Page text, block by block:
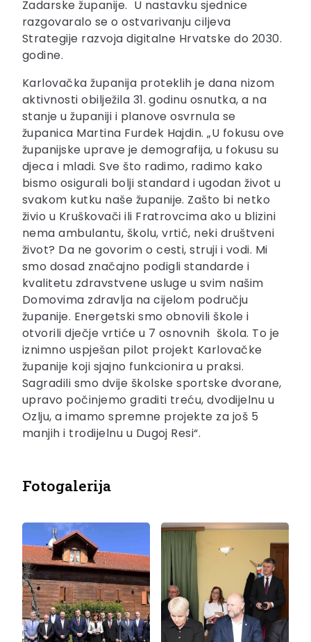
Zadarske županije. U nastavku sjednice
razgovaralo se o ostvarivanju ciljeva
Strategije razvoja digitalne Hrvatske do 2030.
godine.
Karlovačka županija proteklih je dana nizom
aktivnosti obilježila 31. godinu osnutka, a na
stanje u županiji i planove osvrnula se
županica Martina Furdek Hajdin. „U fokusu ove
županijske uprave je demografija, u fokusu su
djeca i mladi. Sve što radimo, radimo kako
bismo osigurali bolji standard i ugodan život u
svakom kutku naše županije. Zašto bi netko
živio u Kruškovači ili Fratrovcima ako u blizini
nema ambulantu, školu, vrtić, neki društveni
život? Da ne govorim o cesti, struji i vodi. Mi
smo dosad značajno podigli standarde i
kvalitetu zdravstvene usluge u svim našim
Domovima zdravlja na cijelom području
županije. Energetski smo obnovili škole i
otvorili dječje vrtiće u 7 osnovnih škola. To je
iznimno uspješan pilot projekt Karlovačke
županije koji sjajno funkcionira u praksi.
Sagradili smo dvije školske sportske dvorane,
upravo počinjemo graditi treću, dvodijelnu u
Ozlju, a imamo spremne projekte za još 5
manjih i trodijelnu u Dugoj Resi“.
Fotogalerija